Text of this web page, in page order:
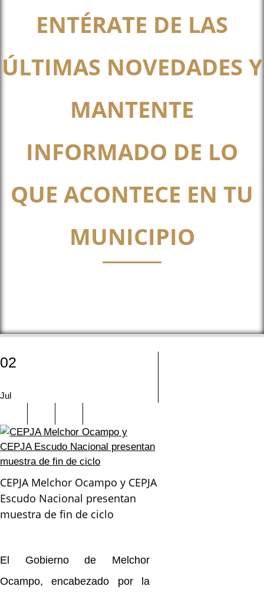
ENTÉRATE DE LAS
ÚLTIMAS NOVEDADES Y
MANTENTE
INFORMADO DE LO
QUE ACONTECE EN TU
MUNICIPIO
02
Jul
CEPJA Melchor Ocampo y CEPJA
Escudo Nacional presentan
muestra de fin de ciclo
El Gobierno de Melchor
Ocampo, encabezado por la